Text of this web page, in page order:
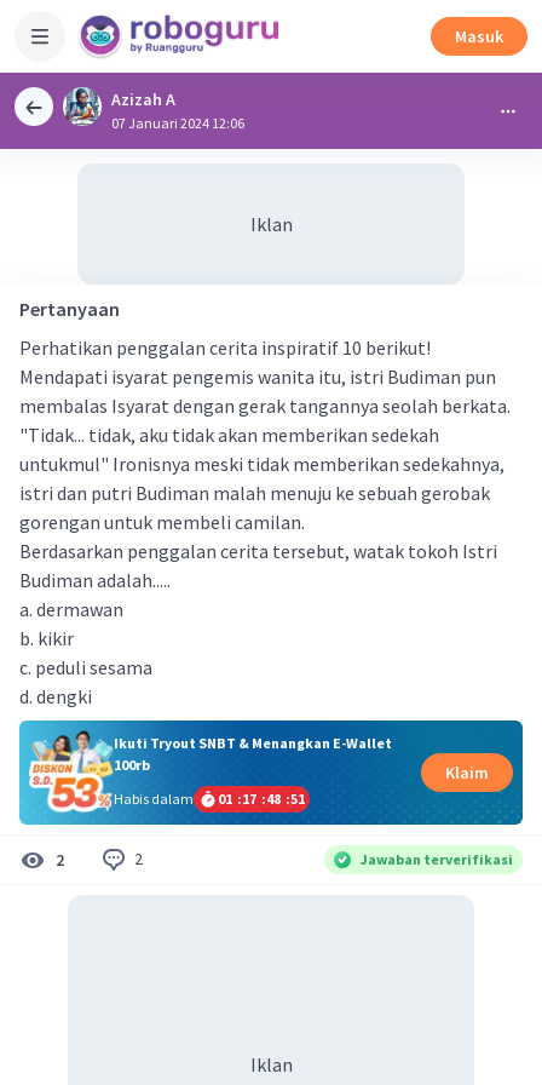
Masuk
Azizah A
07 Januari 2024 12:06
Iklan
Pertanyaan
Perhatikan penggalan cerita inspiratif 10 berikut!
Mendapati isyarat pengemis wanita itu, istri Budiman pun
membalas Isyarat dengan gerak tangannya seolah berkata.
"Tidak... tidak, aku tidak akan memberikan sedekah
untukmul" Ironisnya meski tidak memberikan sedekahnya,
istri dan putri Budiman malah menuju ke sebuah gerobak
gorengan untuk membeli camilan.
Berdasarkan penggalan cerita tersebut, watak tokoh Istri
Budiman adalah.....
a. dermawan
b. kikir
c. peduli sesama
d. dengki
Ikuti Tryout SNBT & Menangkan E-Wallet
100rb
Habis dalam
01 :17 :48 :50
Klaim
2 2 Jawaban terverifikasi
Iklan